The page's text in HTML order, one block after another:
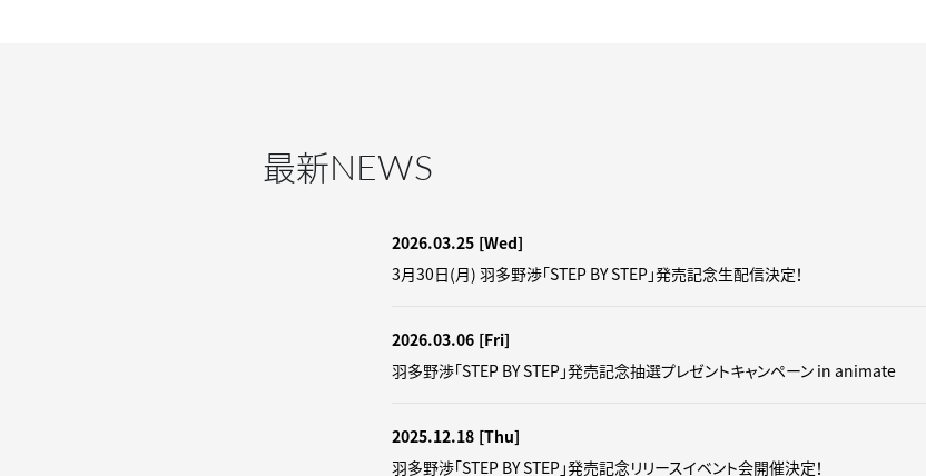
最新NEWS
2026.03.25 [Wed]
3月30日(月) 羽多野渉「STEP BY STEP」発売記念生配信決定！
2026.03.06 [Fri]
羽多野渉「STEP BY STEP」発売記念抽選プレゼントキャンペーン in animate
2025.12.18 [Thu]
羽多野渉「STEP BY STEP」発売記念リリースイベント会開催決定！